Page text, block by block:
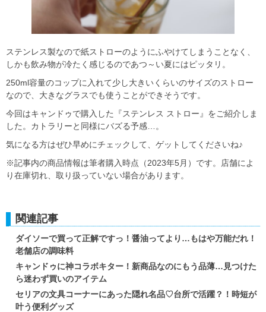
ステンレス製なので紙ストローのようにふやけてしまうことなく、
しかも飲み物が冷たく感じるのであつ～い夏にはピッタリ。
250ml容量のコップに入れて少し大きいくらいのサイズのストロー
なので、大きなグラスでも使うことができそうです。
今回はキャンドゥで購入した『ステンレス ストロー』をご紹介しま
した。カトラリーと同様にバズる予感…。
気になる方はぜひ早めにチェックして、ゲットしてくださいね♪
※記事内の商品情報は筆者購入時点（2023年5月）です。店舗によ
り在庫切れ、取り扱っていない場合があります。
関連記事
ダイソーで買って正解ですっ！醤油ってより…もはや万能だれ！
老舗店の調味料
キャンドゥに神コラボキター！新商品なのにもう品薄…見つけた
ら迷わず買いのアイテム
セリアの文具コーナーにあった隠れ名品♡台所で活躍？！時短が
叶う便利グッズ